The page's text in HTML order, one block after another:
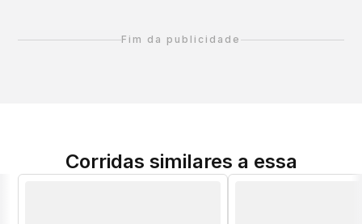
Fim da publicidade
Corridas similares a essa